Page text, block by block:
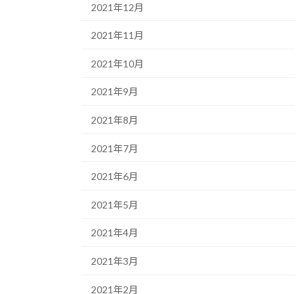
2021年12月
2021年11月
2021年10月
2021年9月
2021年8月
2021年7月
2021年6月
2021年5月
2021年4月
2021年3月
2021年2月